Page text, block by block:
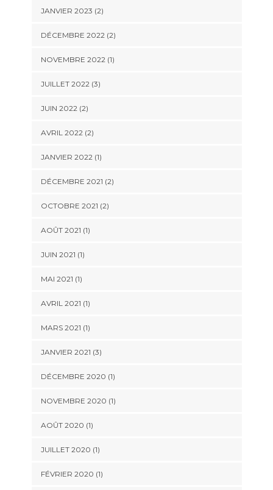
JANVIER 2023 (2)
DÉCEMBRE 2022(2)
NOVEMBRE 2022(1)
JUILLET 2022(3)
JUIN 2022(2)
AVRIL 2022(2)
JANVIER 2022(1)
DÉCEMBRE 2021 (2)
OCTOBRE 2021 (2)
AOÛT 2021 (1)
JUIN 2021 (1)
MAI 2021 (1)
AVRIL 2021 (1)
MARS 2021 (1)
JANVIER 2021 (3)
DÉCEMBRE 2020 (1)
NOVEMBRE 2020 (1)
AOÛT 2020 (1)
JUILLET 2020 (1)
FÉVRIER 2020 (1)